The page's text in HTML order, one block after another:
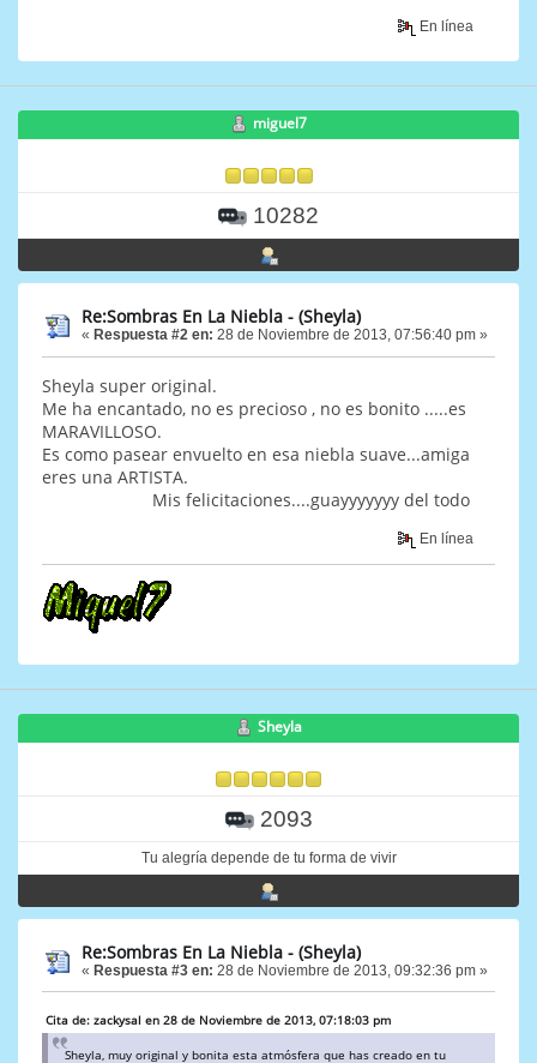
En línea
miguel7
10282
Re:Sombras En La Niebla - (Sheyla)
« Respuesta #2 en: 28 de Noviembre de 2013, 07:56:40 pm »
Sheyla super original.
Me ha encantado, no es precioso , no es bonito .....es
MARAVILLOSO.
Es como pasear envuelto en esa niebla suave...amiga
eres una ARTISTA.
Mis felicitaciones....guayyyyyyy del todo
En línea
Sheyla
2093
Tu alegría depende de tu forma de vivir
Re:Sombras En La Niebla - (Sheyla)
« Respuesta #3 en: 28 de Noviembre de 2013, 09:32:36 pm »
Cita de: zackysal en 28 de Noviembre de 2013, 07:18:03 pm
Sheyla, muy original y bonita esta atmósfera que has creado en tu